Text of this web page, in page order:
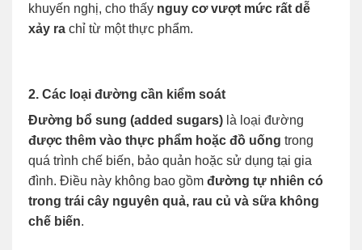
khuyến nghị, cho thấy nguy cơ vượt mức rất dễ
xảy ra chỉ từ một thực phẩm.
2. Các loại đường cần kiểm soát
Đường bổ sung (added sugars) là loại đường
được thêm vào thực phẩm hoặc đồ uống trong
quá trình chế biến, bảo quản hoặc sử dụng tại gia
đình. Điều này không bao gồm đường tự nhiên có
trong trái cây nguyên quả, rau củ và sữa không
chế biến.